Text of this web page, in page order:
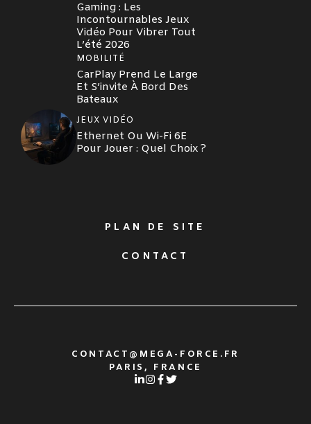
Gaming : Les
Incontournables Jeux
Vidéo Pour Vibrer Tout
L’été 2026
MOBILITÉ
CarPlay Prend Le Large
Et S’invite À Bord Des
Bateaux
JEUX VIDÉO
Ethernet Ou Wi-Fi 6E
Pour Jouer : Quel Choix ?
PLAN DE SITE
CONTACT
CONTACT@MEGA-FORCE.FR
PARIS, FRANCE